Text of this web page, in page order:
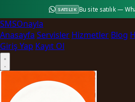
SATILIK Bu site satılık —
SMSOnayla
Anasayfa Servisler Hizmetler Blog
Giriş Yap Kayıt Ol